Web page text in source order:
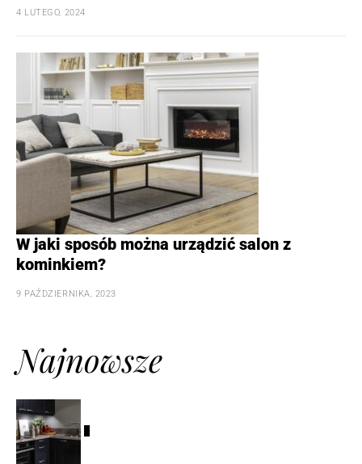
4 LUTEGO, 2024
W jaki sposób można urządzić salon z
kominkiem?
9 PAŹDZIERNIKA, 2023
Najnowsze